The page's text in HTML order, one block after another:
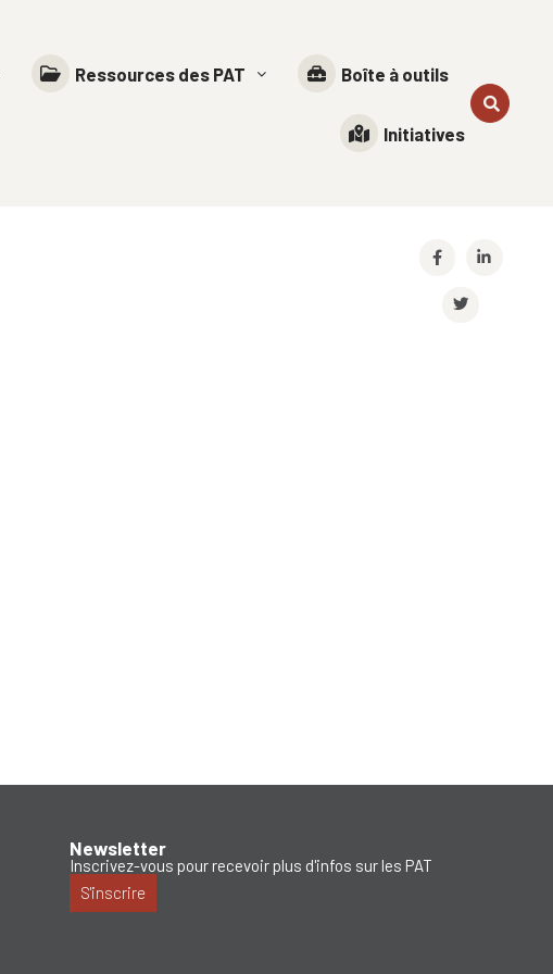
Ressources des PAT Boîte à outils
Initiatives
Newsletter
Inscrivez-vous pour recevoir plus d'infos sur les PAT
S'inscrire